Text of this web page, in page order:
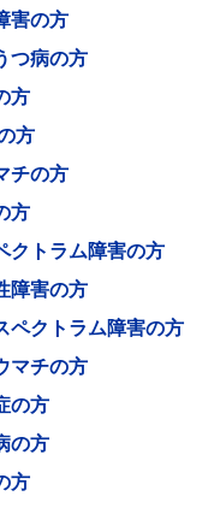
害の方
つ病の方
方
方
チの方
方
トラム障害の方
障害の方
クトラム障害の方
マチの方
の方
の方
方